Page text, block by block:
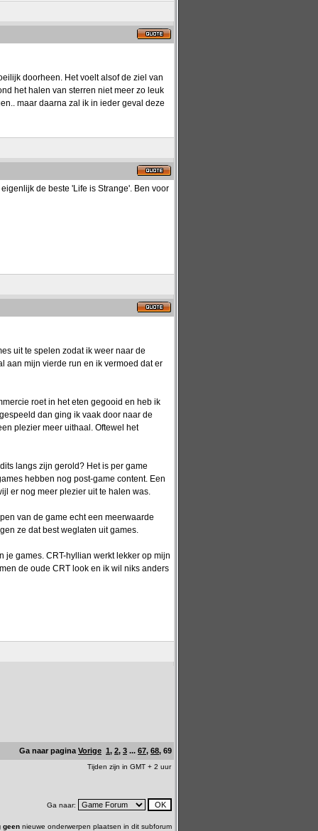
doorheen. Het voelt alsof de ziel van
het halen van sterren niet meer zo leuk
maar daarna zal ik in ieder geval deze
de beste 'Life is Strange'. Ben voor
uit te spelen zodat ik weer naar de
aan mijn vierde run en ik vermoed dat er
roet in het eten gegooid en heb ik
dan ging ik vaak door naar de
plezier meer uithaal. Oftewel het
langs zijn gerold? Het is per game
hebben nog post-game content. Een
er nog meer plezier uit te halen was.
van de game echt een meerwaarde
ze dat best weglaten uit games.
je games. CRT-hyllian werkt lekker op mijn
de oude CRT look en ik wil niks anders
Ga naar pagina Vorige 1, 2, 3 ... 67, 68, 69
Tijden zijn in GMT + 2 uur
Ga naar:
geen nieuwe onderwerpen plaatsen in dit subforum